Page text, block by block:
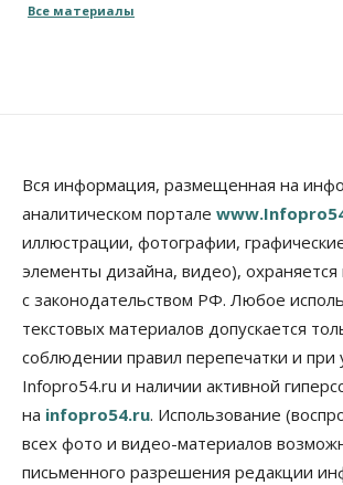
06 Августа 2026, 15:53
Бизнес
Правительство России продлило
выпуск бензина «Евро-3»
06 Августа 2026, 14:00
Общество
«За тех, у кого от 270
настоящая борьба»: вузы
обзванивают новосибирских
перед зачислением
06 Августа 2026, 13:00
Власть
Режим ЧС ввели в Омской области
06 Августа 2026, 12:15
Все материалы
Вся информация, размещенная на
аналитическом портале
иллюстрации, фотографии,
элементы дизайна, видео), охраняется
с законодательством РФ. Любое
текстовых материалов допускается
соблюдении правил перепечатки и при
Infopro54.ru и наличии активной
на infopro54.ru. Использование
всех фото и видео-материалов
письменного разрешения редакции